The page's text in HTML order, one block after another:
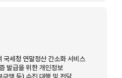
국세청 연말정산 간소화 서비스
발급을 위한 개인정보